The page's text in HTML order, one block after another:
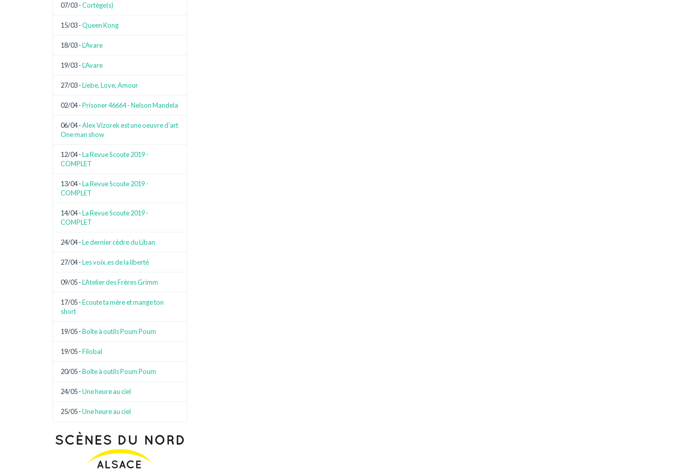
07/03 -Cortège(s)
15/03 -Queen Kong
18/03 -L’Avare
19/03 -L’Avare
27/03 -Liebe, Love, Amour
02/04 -Prisoner 46664 - Nelson Mandela
06/04 -Alex Vizorek est une oeuvre d’art
One man show
12/04 -La Revue Scoute 2019 -
COMPLET
13/04 -La Revue Scoute 2019 -
COMPLET
14/04 -La Revue Scoute 2019 -
COMPLET
24/04 -Le dernier cèdre du Liban
27/04 -Les voix.es de la liberté
09/05 -L’Atelier des Frères Grimm
17/05 -Ecoute ta mère et mange ton
short
19/05 -Boîte à outils Poum Poum
19/05 -Filobal
20/05 -Boîte à outils Poum Poum
24/05 -Une heure au ciel
25/05 -Une heure au ciel